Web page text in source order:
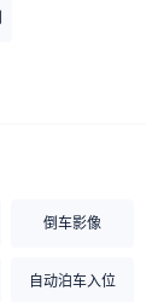
倒车影像
自动泊车入位